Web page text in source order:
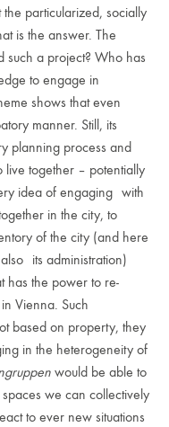
particularized, socially
is the answer. The
such a project? Who has
to engage in
shows that even
manner. Still, its
planning process and
live together – potentially
idea of engaging with
in the city, to
of the city (and here
its administration)
has the power to re-
Vienna. Such
based on property, they
in the heterogeneity of
would be able to
we can collectively
to ever new situations